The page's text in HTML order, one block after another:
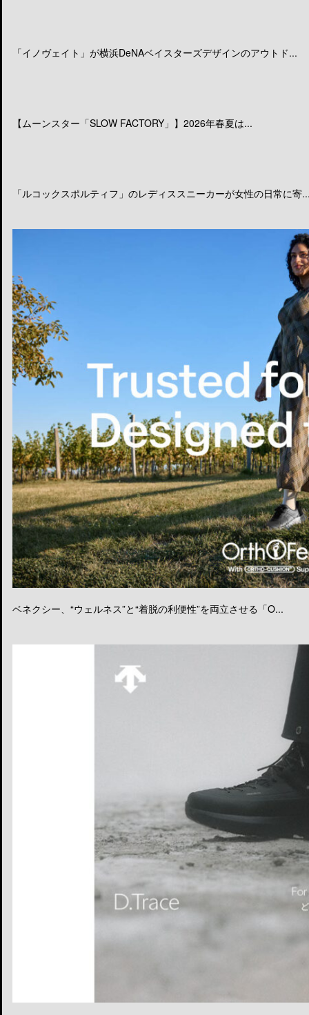
「イノヴェイト」が横浜DeNAベイスターズデザインのアウトド...
【ムーンスター「SLOW FACTORY」】2026年春夏は...
「ルコックスポルティフ」のレディススニーカーが女性の日常に寄
ベネクシー、“ウェルネス”と“着脱の利便性”を両立させる「O...